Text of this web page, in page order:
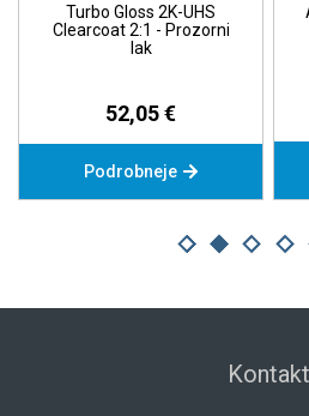
Turbo Gloss 2K-UHS
Clearcoat 2:1 - Prozorni
lak
52,05 €
Podrobneje
Kontakt